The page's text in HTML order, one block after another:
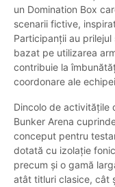
un Domination Box
scenarii fictive,
Participanții au
bazat pe utilizarea
contribuie la
coordonare ale
Dincolo de activitățile
Bunker Arena
conceput pentru
dotată cu izolație
precum și o gamă
atât titluri clasice, cât